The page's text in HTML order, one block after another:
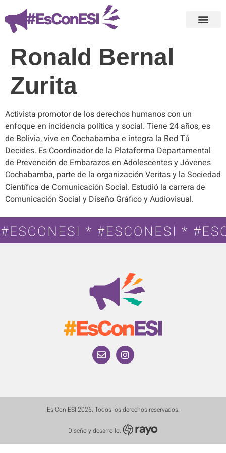
Ronald Bernal
Zurita
Activista promotor de los derechos humanos con un
enfoque en incidencia política y social. Tiene 24 años, es
de Bolivia, vive en Cochabamba e integra la Red Tú
Decides. Es Coordinador de la Plataforma Departamental
de Prevención de Embarazos en Adolescentes y Jóvenes
Cochabamba, parte de la organización Veritas y la Sociedad
Científica de Comunicación Social. Estudió la carrera de
Comunicación Social y Diseño Gráfico y Audiovisual.
Es Con ESI 2026. Todos los derechos reservados.
Diseño y desarrollo: